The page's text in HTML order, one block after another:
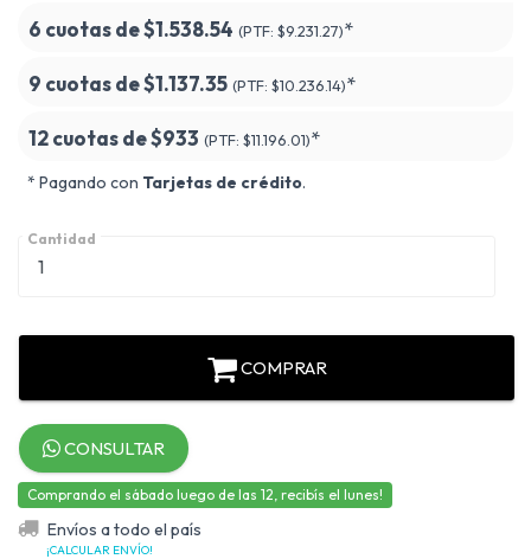
6 cuotas de$1.538.54 (PTF: $9.231.27)*
9 cuotas de$1.137.35 (PTF: $10.236.14)*
12 cuotas de$933 (PTF: $11.196.01)*
* Pagando con Tarjetas de crédito.
Cantidad
COMPRAR
CONSULTAR
Comprando el sábado luego de las 12, recibís el lunes!
Envíos a todo el país
¡CALCULAR ENVÍO!